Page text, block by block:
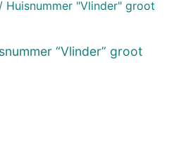
“Vlinder” groot